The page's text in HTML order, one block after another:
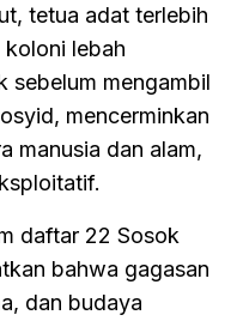
tetua adat terlebih
lebah
sebelum mengambil
mencerminkan
manusia dan alam,
daftar 22 Sosok
bahwa gagasan
dan budaya